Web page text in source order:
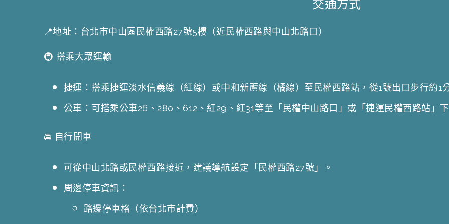
交通方式
📍地址：台北市中山區民權西路27號5樓（近民權西路與中山北路口）
🚇 搭乘大眾運輸
捷運：搭乘捷運淡水信義線（紅線）或中和新蘆線（橘線）至民權西路站，從1號出口步行約1
公車：可搭乘公車26、280、612、紅29、紅31等至「民權中山路口」或「捷運民權西路站」下
🚘 自行開車
可從中山北路或民權西路接近，建議導航設定「民權西路27號」。
周邊停車資訊：
路邊停車格（依台北市計費）